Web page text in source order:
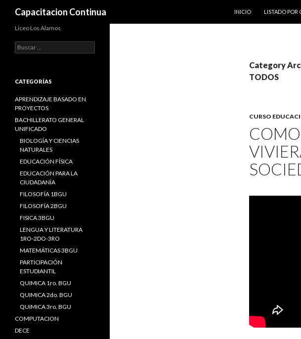
Capacitacion Continua
INICIO
LISTADO POR
Category
TODOS
CURSO
Liceo Los Alamos
B
u
a
:
CATEGORÍAS
APRENDIZAJE BASADO EN
PROYECTOS
BACHILLERATO GENERAL
UNIFICADO
BIOLOGÍA Y CIENCIAS
NATURALES
EDUCACIÓN FÍSICA
EDUCACIÓN PARA LA
CIUDADANÍA
FILOSOFÍA 1BGU
FILOSOFÍA 2BGU
FISICA 3BGU
LENGUA Y LITERATURA
1RO-2DO-3RO
MATEMÁTICAS 3BGU
PARTICIPACIÓN
ESTUDIANTIL
QUIMICA 1ro. BGU
QUIMICA 2do. BGU
QUIMICA 3ro. BGU
COMPUTACION
DECE